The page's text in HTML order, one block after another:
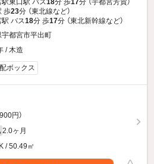
歩23分 （東北線など）
バス18分 歩17分 （東北新幹線など）
宇都宮市平出町
/ 木造
ボックス
円）
2.0ヶ月
/ 50.49㎡